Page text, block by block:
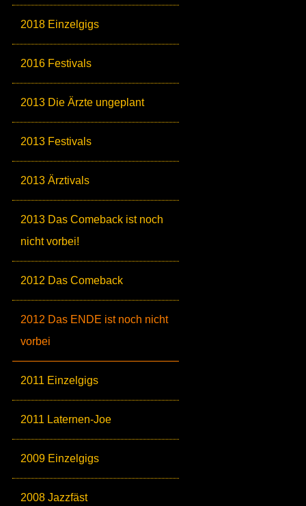
2018 Einzelgigs
2016 Festivals
2013 Die Ärzte ungeplant
2013 Festivals
2013 Ärztivals
2013 Das Comeback ist noch
nicht vorbei!
2012 Das Comeback
2012 Das ENDE ist noch nicht
vorbei
2011 Einzelgigs
2011 Laternen-Joe
2009 Einzelgigs
2008 Jazzfäst